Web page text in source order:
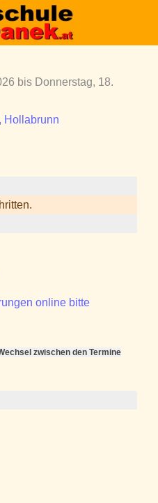
bis Donnerstag, 18.
Hollabrunn
online bitte
zwischen den Termine